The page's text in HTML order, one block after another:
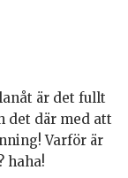
är det fullt
det där med att
Varför är
haha!